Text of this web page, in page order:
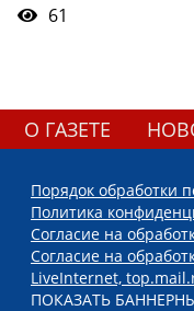
61
О ГАЗЕТЕ
Порядок обработки
Политика
Согласие на
Согласие на
LiveInternet,
ПОКАЗАТЬ